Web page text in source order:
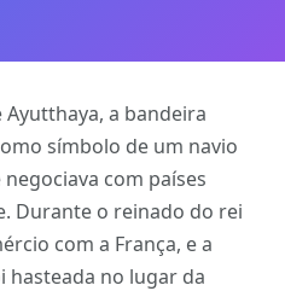
a bandeira
símbolo de um navio
com países
Durante o reinado do rei
com a França, e a
hasteada no lugar da